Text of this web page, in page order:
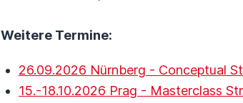
Weitere Termine:
26.09.2026 Nürnberg - Conceptual
15.-18.10.2026 Prag - Masterclass